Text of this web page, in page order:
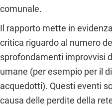
comunale.
Il rapporto mette in
critica riguardo al numero
sprofondamenti improvvisi
umane (per esempio per il
acquedotti). Questi eventi
causa delle perdite della